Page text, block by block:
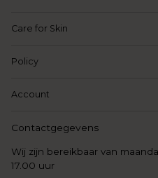
Care for Skin
Policy
Account
Contactgegevens
Wij zijn bereikbaar van
17.00 uur